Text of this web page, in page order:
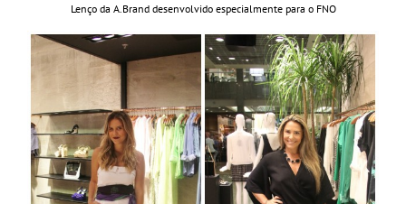
Lenço da A.Brand desenvolvido especialmente para o FNO